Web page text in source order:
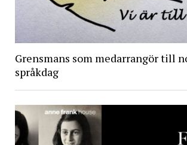
Grensmans som medarrangör till
språkdag